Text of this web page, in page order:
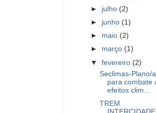
► julho (2)
► junho (1)
► maio (2)
► março (1)
▼fevereiro (2)
Seclimas-Plano/
para combate
efeitos clim...
TREM